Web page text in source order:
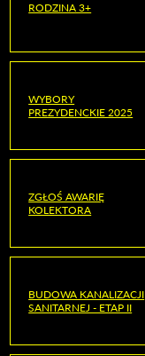
RODZINA 3+
WYBORY
PREZYDENCKIE 2025
ZGŁOŚ AWARIĘ
KOLEKTORA
BUDOWA KANALIZACJI
SANITARNEJ - ETAP II